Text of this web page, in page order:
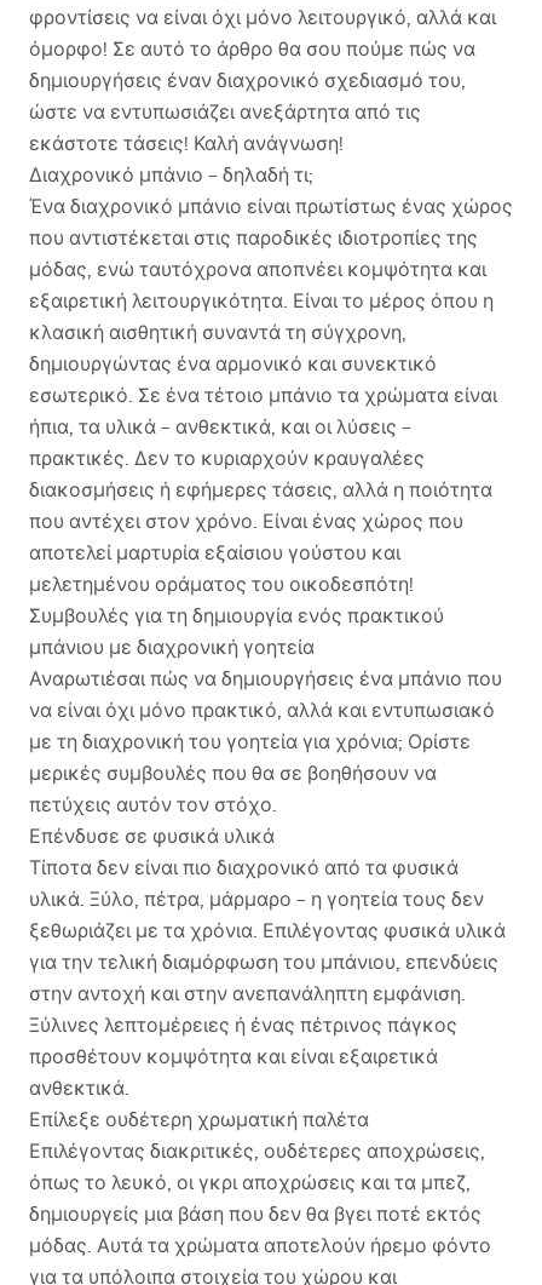
φροντίσεις να είναι όχι μόνο λειτουργικό, αλλά και
όμορφο! Σε αυτό το άρθρο θα σου πούμε πώς να
δημιουργήσεις έναν διαχρονικό σχεδιασμό του,
ώστε να εντυπωσιάζει ανεξάρτητα από τις
εκάστοτε τάσεις! Καλή ανάγνωση!
Διαχρονικό μπάνιο – δηλαδή τι;
Ένα διαχρονικό μπάνιο είναι πρωτίστως ένας χώρος
που αντιστέκεται στις παροδικές ιδιοτροπίες της
μόδας, ενώ ταυτόχρονα αποπνέει κομψότητα και
εξαιρετική λειτουργικότητα. Είναι το μέρος όπου η
κλασική αισθητική συναντά τη σύγχρονη,
δημιουργώντας ένα αρμονικό και συνεκτικό
εσωτερικό. Σε ένα τέτοιο μπάνιο τα χρώματα είναι
ήπια, τα υλικά – ανθεκτικά, και οι λύσεις –
πρακτικές. Δεν το κυριαρχούν κραυγαλέες
διακοσμήσεις ή εφήμερες τάσεις, αλλά η ποιότητα
που αντέχει στον χρόνο. Είναι ένας χώρος που
αποτελεί μαρτυρία εξαίσιου γούστου και
μελετημένου οράματος του οικοδεσπότη!
Συμβουλές για τη δημιουργία ενός πρακτικού
μπάνιου με διαχρονική γοητεία
Αναρωτιέσαι πώς να δημιουργήσεις ένα μπάνιο που
να είναι όχι μόνο πρακτικό, αλλά και εντυπωσιακό
με τη διαχρονική του γοητεία για χρόνια; Ορίστε
μερικές συμβουλές που θα σε βοηθήσουν να
πετύχεις αυτόν τον στόχο.
Επένδυσε σε φυσικά υλικά
Τίποτα δεν είναι πιο διαχρονικό από τα φυσικά
υλικά. Ξύλο, πέτρα, μάρμαρο – η γοητεία τους δεν
ξεθωριάζει με τα χρόνια. Επιλέγοντας φυσικά υλικά
για την τελική διαμόρφωση του μπάνιου, επενδύεις
στην αντοχή και στην ανεπανάληπτη εμφάνιση.
Ξύλινες λεπτομέρειες ή ένας πέτρινος πάγκος
προσθέτουν κομψότητα και είναι εξαιρετικά
ανθεκτικά.
Επίλεξε ουδέτερη χρωματική παλέτα
Επιλέγοντας διακριτικές, ουδέτερες αποχρώσεις,
όπως το λευκό, οι γκρι αποχρώσεις και τα μπεζ,
δημιουργείς μια βάση που δεν θα βγει ποτέ εκτός
μόδας. Αυτά τα χρώματα αποτελούν ήρεμο φόντο
για τα υπόλοιπα στοιχεία του χώρου και